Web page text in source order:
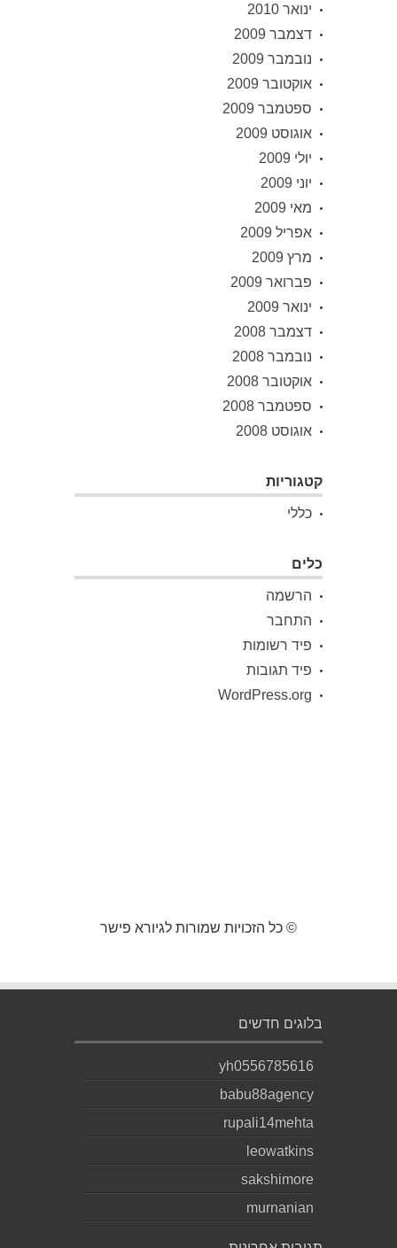
ינואר 2010
דצמבר 2009
נובמבר 2009
אוקטובר 2009
ספטמבר 2009
אוגוסט 2009
יולי 2009
יוני 2009
מאי 2009
אפריל 2009
מרץ 2009
פברואר 2009
ינואר 2009
דצמבר 2008
נובמבר 2008
אוקטובר 2008
ספטמבר 2008
אוגוסט 2008
קטגוריות
כללי
כלים
הרשמה
התחבר
פיד רשומות
פיד תגובות
WordPress.org
© כל הזכויות שמורות לגיורא פישר
בלוגים חדשים
yh0556785616
babu88agency
rupali14mehta
leowatkins
sakshimore
murnanian